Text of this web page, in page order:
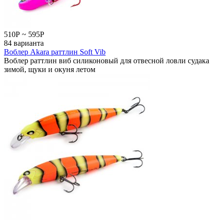
510Р ~ 595Р
84 варианта
Воблер Akara раттлин Soft Vib
Воблер раттлин виб силиконовый для отвесной ловли судака
зимой, щуки и окуня летом